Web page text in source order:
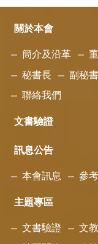
關於本會
簡介及沿革
秘書長 副秘
聯絡我們
文書驗證
訊息公告
本會訊息 參
主題專區
文書驗證 文